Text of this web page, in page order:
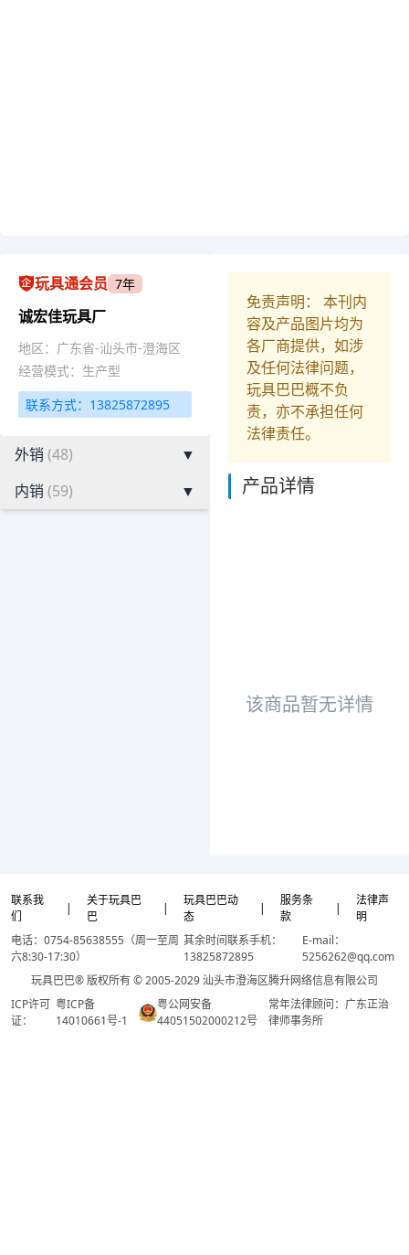
玩具通会员 7年
诚宏佳玩具厂
地区：广东省-汕头市-澄海区
经营模式：生产型
联系方式：13825872895
外销 (48)
▼
内销 (59) ▼
免责声明： 本刊内
容及产品图片均为
各厂商提供，如涉
及任何法律问题，
玩具巴巴概不负
责，亦不承担任何
法律责任。
产品详情
该商品暂无详情
联系我
们
|
关于玩具巴
巴
|
玩具巴巴动
态
|
服务条
款
|
法律声
明
电话：0754-85638555（周一至周
六8:30-17:30）
其余时间联系手机：
13825872895
E-mail：
5256262@qq.com
玩具巴巴® 版权所有 © 2005-2029 汕头市澄海区腾升网络信息有限公司
ICP许可
证：
粤ICP备
14010661号-1
粤公网安备
44051502000212号
常年法律顾问：广东正治
律师事务所